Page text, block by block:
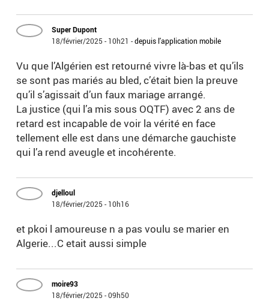
Super Dupont
18/février/2025 - 10h21 -depuis l'application mobile
Vu que l’Algérien est retourné vivre là-bas et qu’ils
se sont pas mariés au bled, c’était bien la preuve
qu’il s’agissait d’un faux mariage arrangé.
La justice (qui l’a mis sous OQTF) avec 2 ans de
retard est incapable de voir la vérité en face
tellement elle est dans une démarche gauchiste
qui l’a rend aveugle et incohérente.
djelloul
18/février/2025 - 10h16
et pkoi l amoureuse n a pas voulu se marier en
Algerie...C etait aussi simple
moire93
18/février/2025 - 09h50